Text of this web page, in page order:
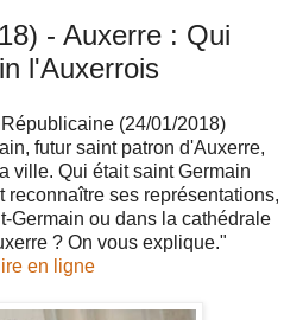
- Auxerre : Qui
l'Auxerrois
(24/01/2018)
futur saint patron d'Auxerre,
ville. Qui était saint Germain
reconnaître ses représentations,
Germain ou dans la cathédrale
? On vous explique."
en ligne